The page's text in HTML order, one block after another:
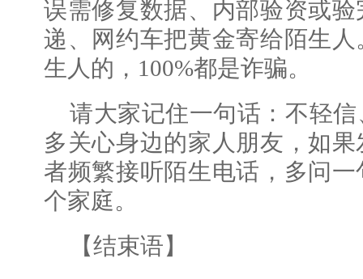
误需修复数据、内部验资或
递、网约车把黄金寄给陌生
生人的，100%都是诈骗。
请大家记住一句话：不轻
多关心身边的家人朋友，如
者频繁接听陌生电话，多问
个家庭。
【结束语】